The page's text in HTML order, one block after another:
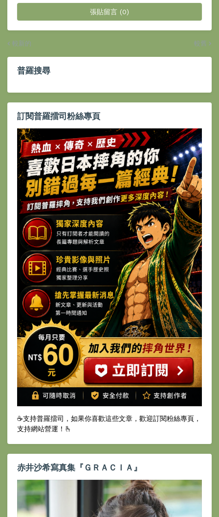
張貼留言 (0)
較新的 較舊
普羅搜尋
訂閱普羅擂司粉絲專頁
☕️支持普羅擂司，如果你喜歡這些文章，歡迎訂閱粉絲專頁，
支持網站營運！🫰
赤井沙希寫真集『ＧＲＡＣＩＡ』